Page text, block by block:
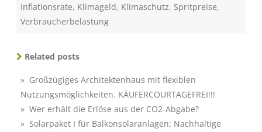
Inflationsrate, Klimageld, Klimaschutz, Spritpreise,
Verbraucherbelastung
Related posts
» Großzügiges Architektenhaus mit flexiblen
Nutzungsmöglichkeiten. KÄUFERCOURTAGEFREI!!!
» Wer erhält die Erlöse aus der CO2-Abgabe?
» Solarpaket I für Balkonsolaranlagen: Nachhaltige